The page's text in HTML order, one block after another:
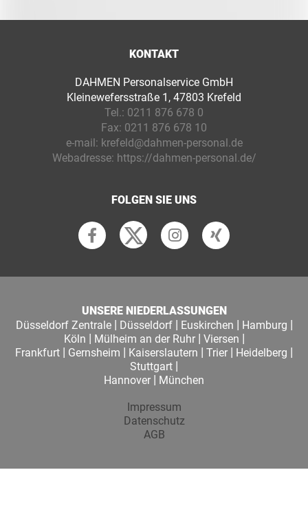
KONTAKT
DAHMEN Personalservice GmbH
Kleinewefersstraße 1, 47803 Krefeld
Tel.: 0211 876 678 0
Fax: 0211 876 678 10
e-mail: krefeld@dahmen-personal.de
Webadresse: https://dahmen-personal.de/
FOLGEN SIE UNS
UNSERE NIEDERLASSUNGEN
Düsseldorf Zentrale| Düsseldorf| Euskirchen | Hamburg |
Köln | Mülheim an der Ruhr| Viersen |
Frankfurt | Gernsheim | Kaiserslautern | Trier | Heidelberg |
Stuttgart |
Hannover | München
Impressum
Datenschutz
AGB